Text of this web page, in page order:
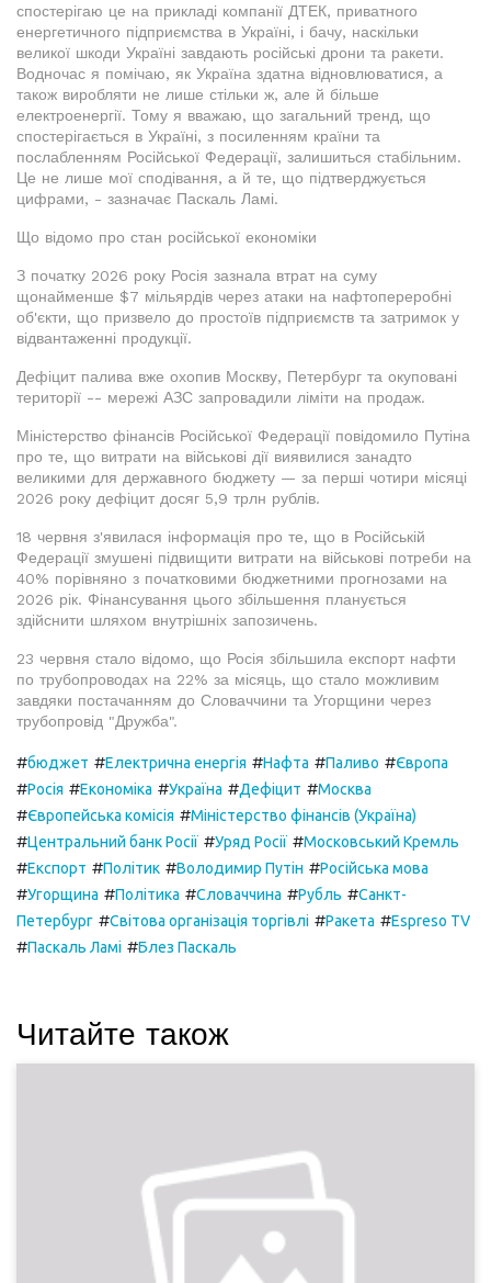
спостерігаю це на прикладі компанії ДТЕК, приватного
енергетичного підприємства в Україні, і бачу, наскільки
великої шкоди Україні завдають російські дрони та ракети.
Водночас я помічаю, як Україна здатна відновлюватися, а
також виробляти не лише стільки ж, але й більше
електроенергії. Тому я вважаю, що загальний тренд, що
спостерігається в Україні, з посиленням країни та
послабленням Російської Федерації, залишиться стабільним.
Це не лише мої сподівання, а й те, що підтверджується
цифрами, - зазначає Паскаль Ламі.
Що відомо про стан російської економіки
З початку 2026 року Росія зазнала втрат на суму
щонайменше $7 мільярдів через атаки на нафтопереробні
об'єкти, що призвело до простоїв підприємств та затримок у
відвантаженні продукції.
Дефіцит палива вже охопив Москву, Петербург та окуповані
території -- мережі АЗС запровадили ліміти на продаж.
Міністерство фінансів Російської Федерації повідомило Путіна
про те, що витрати на військові дії виявилися занадто
великими для державного бюджету — за перші чотири місяці
2026 року дефіцит досяг 5,9 трлн рублів.
18 червня з'явилася інформація про те, що в Російській
Федерації змушені підвищити витрати на військові потреби на
40% порівняно з початковими бюджетними прогнозами на
2026 рік. Фінансування цього збільшення планується
здійснити шляхом внутрішніх запозичень.
23 червня стало відомо, що Росія збільшила експорт нафти
по трубопроводах на 22% за місяць, що стало можливим
завдяки постачанням до Словаччини та Угорщини через
трубопровід "Дружба".
#бюджет #Електрична енергія #Нафта #Паливо #Європа
#Росія #Економіка #Україна #Дефіцит #Москва
#Європейська комісія #Міністерство фінансів (Україна)
#Центральний банк Росії #Уряд Росії #Московський Кремль
#Експорт #Політик #Володимир Путін #Російська мова
#Угорщина #Політика #Словаччина #Рубль #Санкт-
Петербург #Світова організація торгівлі #Ракета #Espreso TV
#Паскаль Ламі #Блез Паскаль
Читайте також